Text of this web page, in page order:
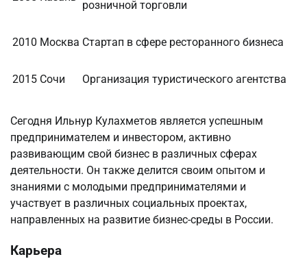
розничной торговли
2010 Москва Стартап в сфере ресторанного бизнеса
2015 Сочи Организация туристического агентства
Сегодня Ильнур Кулахметов является успешным
предпринимателем и инвестором, активно
развивающим свой бизнес в различных сферах
деятельности. Он также делится своим опытом и
знаниями с молодыми предпринимателями и
участвует в различных социальных проектах,
направленных на развитие бизнес-среды в России.
Карьера